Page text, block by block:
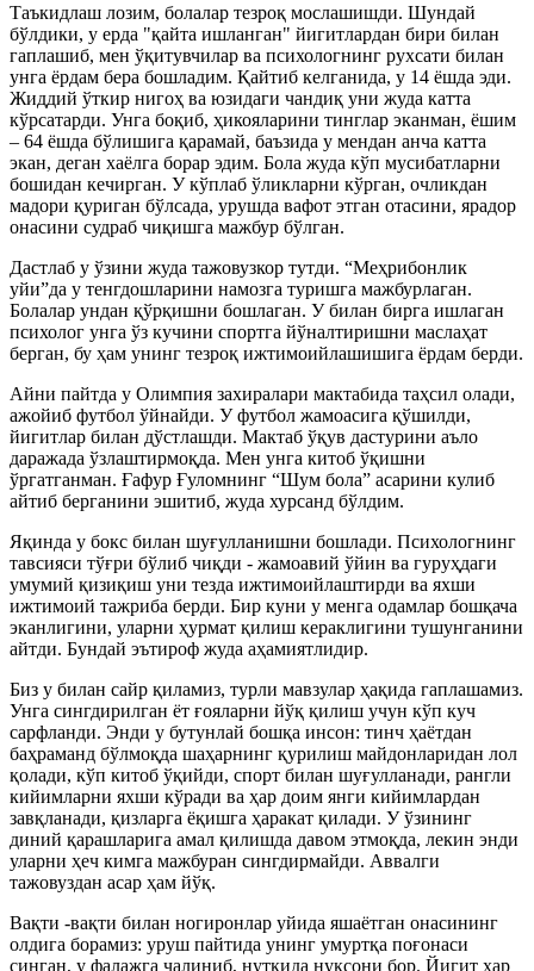
Таъкидлаш лозим, болалар тезроқ мослашишди. Шундай
бўлдики, у ерда "қайта ишланган" йигитлардан бири билан
гаплашиб, мен ўқитувчилар ва психологнинг рухсати билан
унга ёрдам бера бошладим. Қайтиб келганида, у 14 ёшда эди.
Жиддий ўткир нигоҳ ва юзидаги чандиқ уни жуда катта
кўрсатарди. Унга боқиб, ҳикояларини тинглар эканман, ёшим
– 64 ёшда бўлишига қарамай, баъзида у мендан анча катта
экан, деган хаёлга борар эдим. Бола жуда кўп мусибатларни
бошидан кечирган. У кўплаб ўликларни кўрган, очликдан
мадори қуриган бўлсада, урушда вафот этган отасини, ярадор
онасини судраб чиқишга мажбур бўлган.
Дастлаб у ўзини жуда тажовузкор тутди. “Меҳрибонлик
уйи”да у тенгдошларини намозга туришга мажбурлаган.
Болалар ундан қўрқишни бошлаган. У билан бирга ишлаган
психолог унга ўз кучини спортга йўналтиришни маслаҳат
берган, бу ҳам унинг тезроқ ижтимоийлашишига ёрдам берди.
Айни пайтда у Олимпия захиралари мактабида таҳсил олади,
ажойиб футбол ўйнайди. У футбол жамоасига қўшилди,
йигитлар билан дўстлашди. Мактаб ўқув дастурини аъло
даражада ўзлаштирмоқда. Мен унга китоб ўқишни
ўргатганман. Ғафур Ғуломнинг “Шум бола” асарини кулиб
айтиб берганини эшитиб, жуда хурсанд бўлдим.
Яқинда у бокс билан шуғулланишни бошлади. Психологнинг
тавсияси тўғри бўлиб чиқди - жамоавий ўйин ва гуруҳдаги
умумий қизиқиш уни тезда ижтимоийлаштирди ва яхши
ижтимоий тажриба берди. Бир куни у менга одамлар бошқача
эканлигини, уларни ҳурмат қилиш кераклигини тушунганини
айтди. Бундай эътироф жуда аҳамиятлидир.
Биз у билан сайр қиламиз, турли мавзулар ҳақида гаплашамиз.
Унга сингдирилган ёт ғояларни йўқ қилиш учун кўп куч
сарфланди. Энди у бутунлай бошқа инсон: тинч ҳаётдан
баҳраманд бўлмоқда шаҳарнинг қурилиш майдонларидан лол
қолади, кўп китоб ўқийди, спорт билан шуғулланади, рангли
кийимларни яхши кўради ва ҳар доим янги кийимлардан
завқланади, қизларга ёқишга ҳаракат қилади. У ўзининг
диний қарашларига амал қилишда давом этмоқда, лекин энди
уларни ҳеч кимга мажбуран сингдирмайди. Аввалги
тажовуздан асар ҳам йўқ.
Вақти -вақти билан ногиронлар уйида яшаётган онасининг
олдига борамиз: уруш пайтида унинг умуртқа поғонаси
синган, у фалажга чалиниб, нутқида нуқсони бор. Йигит ҳар